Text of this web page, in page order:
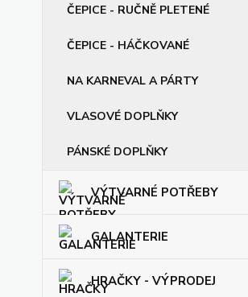
ČEPICE - RUČNĚ PLETENÉ
ČEPICE - HÁČKOVANÉ
NA KARNEVAL A PÁRTY
VLASOVÉ DOPLŇKY
PÁNSKÉ DOPLŇKY
VÝTVARNÉ POTŘEBY
GALANTERIE
HRAČKY - VÝPRODEJ